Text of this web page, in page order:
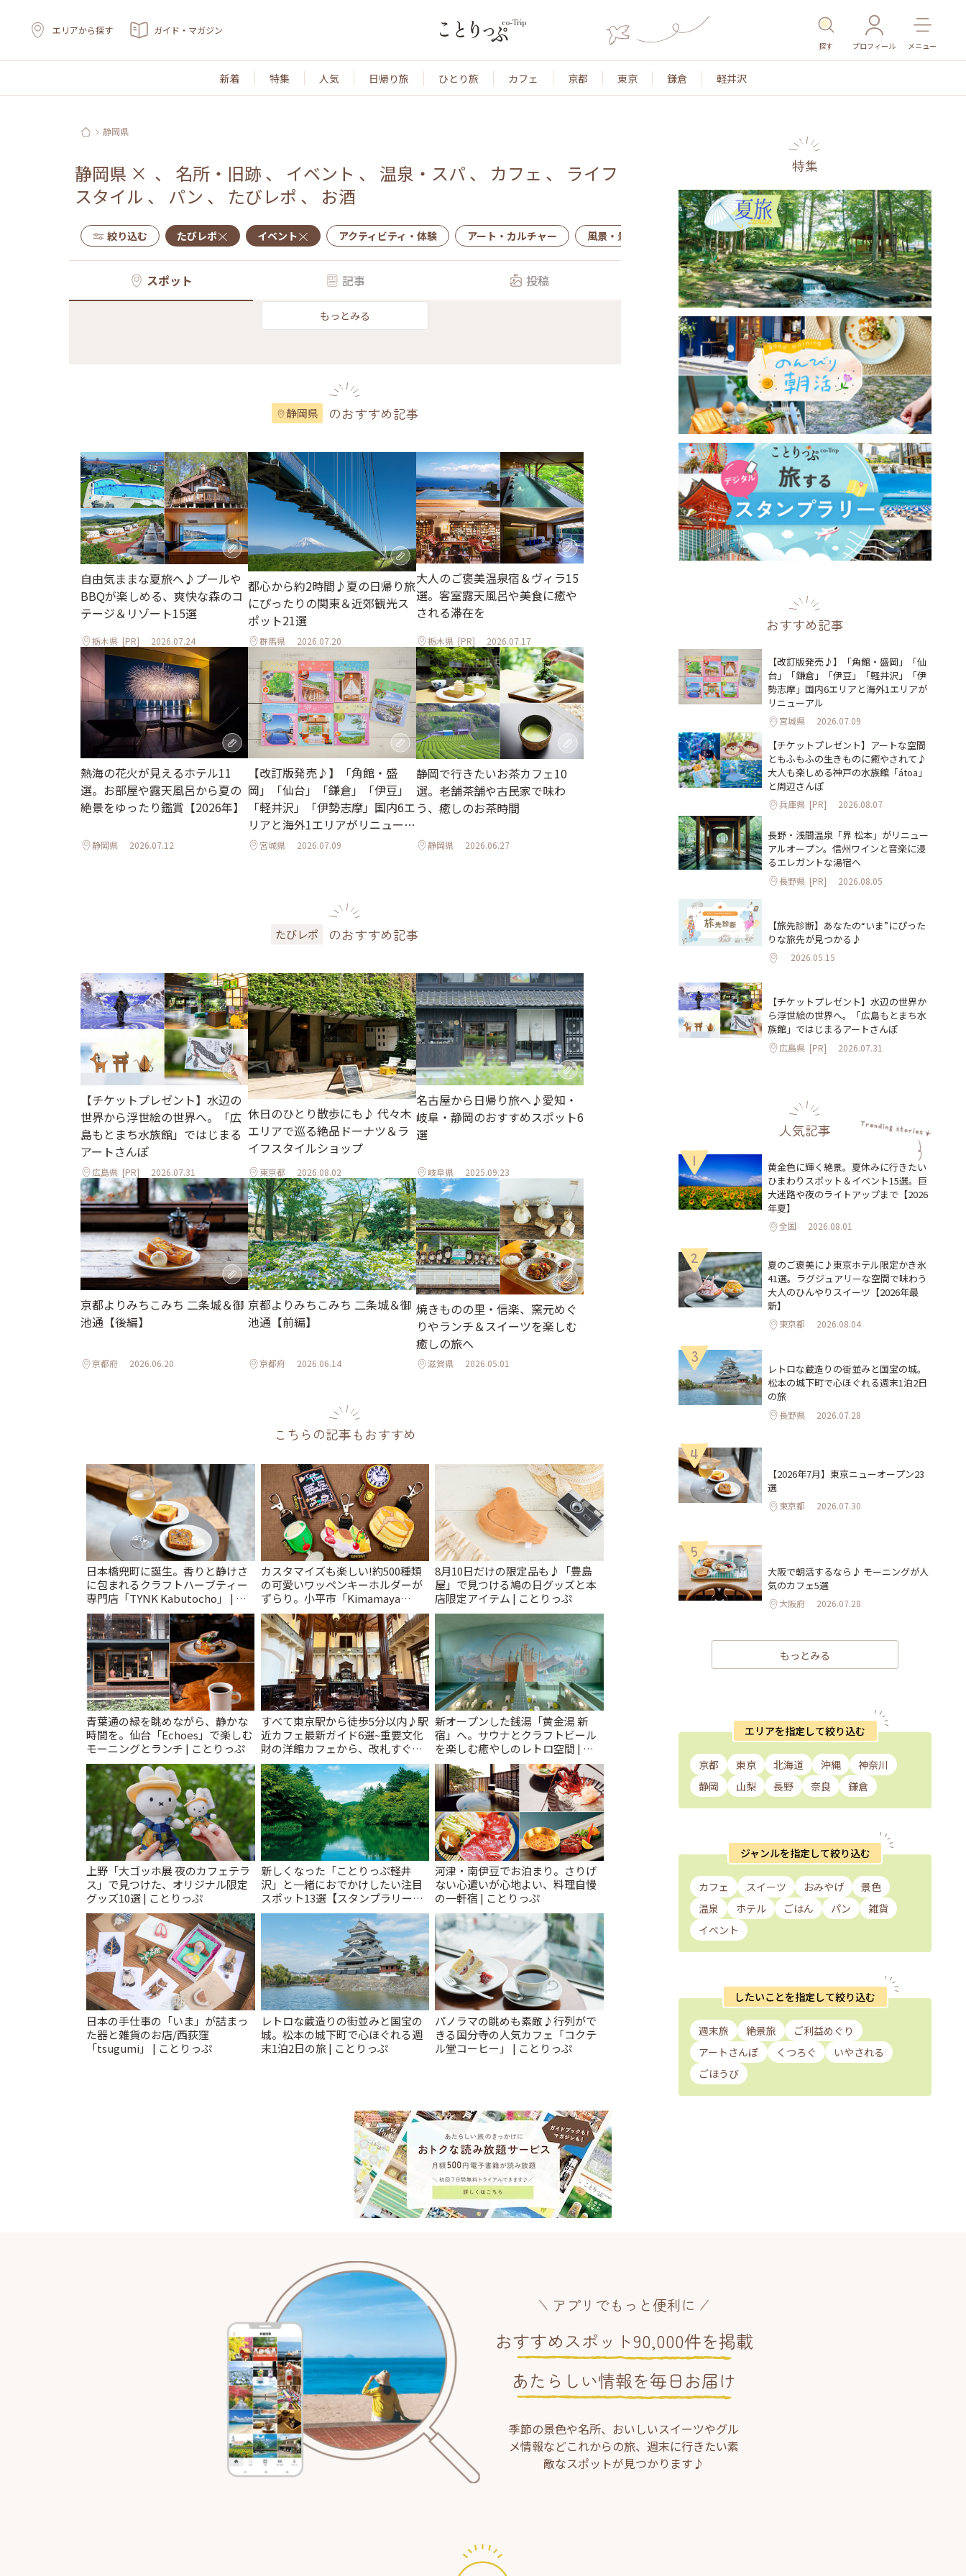
エリアから探す ガイド・マガジン
探す プロフィール メニュー
新着 特集 人気 日帰り旅 ひとり旅 カフェ 京都 東京 鎌倉 軽井沢
静岡県
静岡県 × 、 名所・旧跡 、 イベント 、 温泉・スパ 、 カフェ 、 ライフ
スタイル 、 パン 、 たびレポ 、 お酒
絞り込む たびレポ イベント アクティビティ・体験 アート・カルチャー 風景・景色 名所・旧跡 温泉・スパ その他施設 ごはん
スポット 記事 投稿
もっとみる
静岡県 のおすすめ記事
自由気ままな夏旅へ♪プールや
BBQが楽しめる、爽快な森のコ
テージ＆リゾート15選
栃木県 [PR] 2026.07.24
都心から約2時間♪夏の日帰り旅
にぴったりの関東＆近郊観光ス
ポット21選
群馬県 2026.07.20
大人のご褒美温泉宿＆ヴィラ15
選。客室露天風呂や美食に癒や
される滞在を
栃木県[PR] 2026.07.17
熱海の花火が見えるホテル11
選。お部屋や露天風呂から夏の
絶景をゆったり鑑賞【2026年】
静岡県 2026.07.12
【改訂版発売♪】「角館・盛
岡」「仙台」「鎌倉」「伊豆」
「軽井沢」「伊勢志摩」国内6エ
リアと海外1エリアがリニューア
ル宮城県 2026.07.09
静岡で行きたいお茶カフェ10
選。老舗茶舗や古民家で味わ
う、癒しのお茶時間
静岡県 2026.06.27
たびレポ のおすすめ記事
【チケットプレゼント】水辺の
世界から浮世絵の世界へ。「広
島もとまち水族館」ではじまる
アートさんぽ
広島県 [PR] 2026.07.31
休日のひとり散歩にも♪ 代々木
エリアで巡る絶品ドーナツ＆ラ
イフスタイルショップ
東京都 2026.08.02
名古屋から日帰り旅へ♪愛知・
岐阜・静岡のおすすめスポット6
選
岐阜県 2025.09.23
京都よりみちこみち 二条城＆御
池通【後編】
京都府 2026.06.20
京都よりみちこみち 二条城＆御
池通【前編】
京都府 2026.06.14
焼きものの里・信楽、窯元めぐ
りやランチ＆スイーツを楽しむ
癒しの旅へ
滋賀県 2026.05.01
こちらの記事もおすすめ
日本橋兜町に誕生。香りと静けさ
に包まれるクラフトハーブティー
専門店「TYNK Kabutocho」 | こ
とりっぷ
カスタマイズも楽しい!約500種類
の可愛いワッペンキーホルダーが
ずらり。小平市「Kimamaya
T&K」 | ことりっぷ
8月10日だけの限定品も♪「豊島
屋」で見つける鳩の日グッズと本
店限定アイテム | ことりっぷ
青葉通の緑を眺めながら、静かな
時間を。仙台「Echoes」で楽しむ
モーニングとランチ | ことりっぷ
すべて東京駅から徒歩5分以内♪駅
近カフェ最新ガイド6選~重要文化
財の洋館カフェから、改札すぐの
レトロ喫茶まで~ | ことりっぷ
新オープンした銭湯「黄金湯 新
宿」へ。サウナとクラフトビール
を楽しむ癒やしのレトロ空間 | こ
とりっぷ
上野「大ゴッホ展 夜のカフェテラ
ス」で見つけた、オリジナル限定
グッズ10選 | ことりっぷ
新しくなった「ことりっぷ軽井
沢」と一緒におでかけしたい注目
スポット13選【スタンプラリー開
催中】 | ことりっぷ
河津・南伊豆でお泊まり。さりげ
ない心遣いが心地よい、料理自慢
の一軒宿 | ことりっぷ
日本の手仕事の「いま」が詰まっ
た器と雑貨のお店/西荻窪
「tsugumi」 | ことりっぷ
レトロな蔵造りの街並みと国宝の
城。松本の城下町で心ほぐれる週
末1泊2日の旅 | ことりっぷ
パノラマの眺めも素敵♪行列がで
きる国分寺の人気カフェ「コクテ
ル堂コーヒー」 | ことりっぷ
特集
おすすめ記事
【改訂版発売♪】「角館・盛岡」「仙
台」「鎌倉」「伊豆」「軽井沢」「伊
勢志摩」国内6エリアと海外1エリアが
リニューアル
宮城県 2026.07.09
【チケットプレゼント】アートな空間
ともふもふの生きものに癒やされて♪
大人も楽しめる神戸の水族館「átoa」
と周辺さんぽ
兵庫県 [PR] 2026.08.07
長野・浅間温泉「界 松本」がリニュー
アルオープン。信州ワインと音楽に浸
るエレガントな湯宿へ
長野県 [PR] 2026.08.05
【旅先診断】あなたの“いま”にぴった
りな旅先が見つかる♪
2026.05.15
【チケットプレゼント】水辺の世界か
ら浮世絵の世界へ。「広島もとまち水
族館」ではじまるアートさんぽ
広島県 [PR] 2026.07.31
人気記事
1
黄金色に輝く絶景。夏休みに行きたい
ひまわりスポット＆イベント15選。巨
大迷路や夜のライトアップまで【2026
年夏】
全国 2026.08.01
2
夏のご褒美に♪東京ホテル限定かき氷
41選。ラグジュアリーな空間で味わう
大人のひんやりスイーツ【2026年最
新】
東京都 2026.08.04
3
レトロな蔵造りの街並みと国宝の城。
松本の城下町で心ほぐれる週末1泊2日
の旅
長野県 2026.07.28
4
【2026年7月】東京ニューオープン23
選
東京都 2026.07.30
5
大阪で朝活するなら♪ モーニングが人
気のカフェ5選
大阪府 2026.07.28
もっとみる
エリアを指定して絞り込む
京都 東京 北海道 沖縄
神奈川
静岡
山梨 長野 奈良 鎌倉
ジャンルを指定して絞り込む
カフェ スイーツ おみやげ
景色
温泉
ホテル ごはん パン
雑貨
イベント
したいことを指定して絞り込む
週末旅 絶景旅
ご利益めぐり
アートさんぽ
くつろぐ
いやされる
ごほうび
アプリでもっと便利に
おすすめスポット90,000件を掲載
あたらしい情報を毎日お届け
季節の景色や名所、おいしいスイーツやグル
メ情報などこれからの旅、週末に行きたい素
敵なスポットが見つかります♪